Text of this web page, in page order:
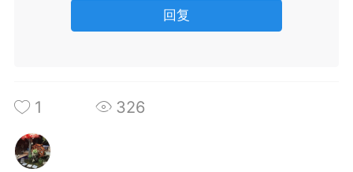
烟舞
回复
1 326